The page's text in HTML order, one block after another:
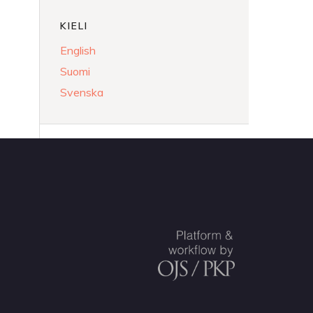
KIELI
English
Suomi
Svenska